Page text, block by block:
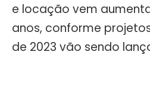
e locação vem
anos, conforme
de 2023 vão sendo